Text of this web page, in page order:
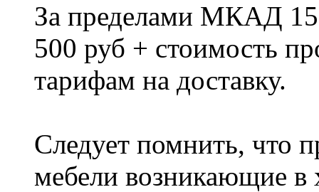
За пределами МКАД
500 руб + стоимость
тарифам на доставку.
Следует помнить, что
мебели возникающие в